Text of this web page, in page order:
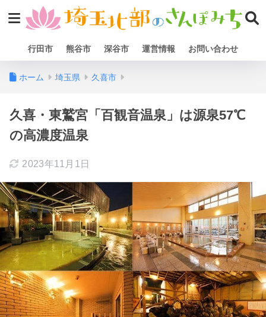
行田市 熊谷市 深谷市 運営情報 お問い合わせ
ホーム 埼玉県 久喜市
久喜・東鷲宮「百観音温泉」は源泉57℃
の高濃度温泉
2023年11月1日